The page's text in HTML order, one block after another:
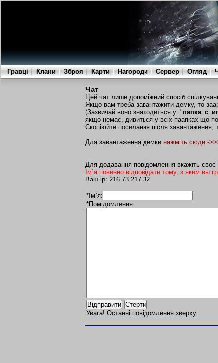
Гравці Клани Зброя Карти Нагороди Сервер Огляд